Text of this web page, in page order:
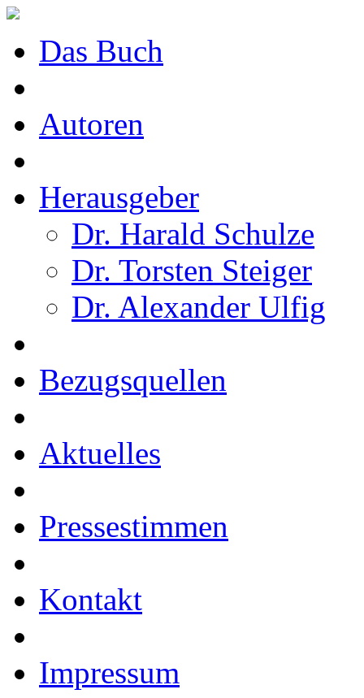
Das Buch
Autoren
Herausgeber
Dr. Harald Schulze
Dr. Torsten Steiger
Dr. Alexander Ulfig
Bezugsquellen
Aktuelles
Pressestimmen
Kontakt
Impressum